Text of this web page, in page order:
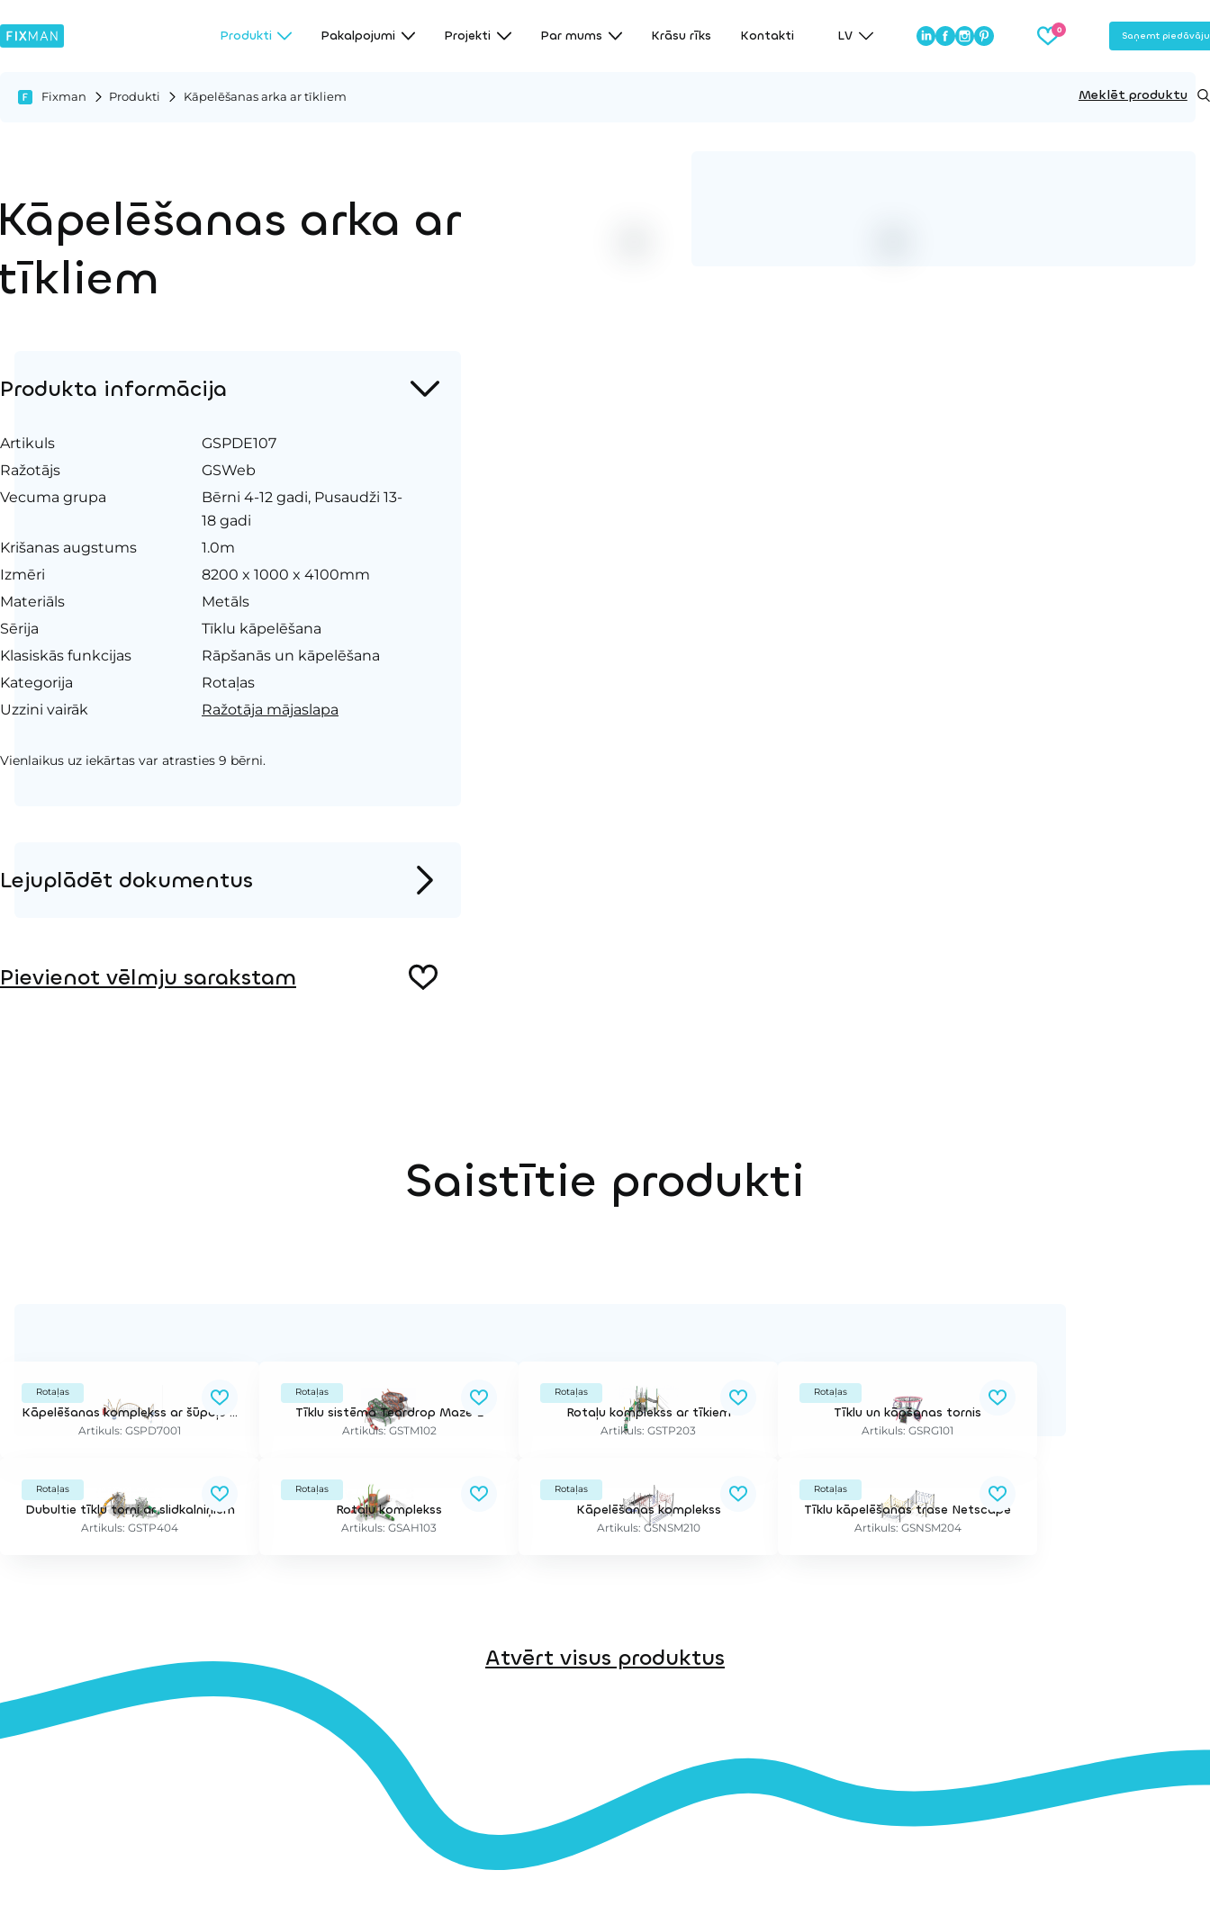
Produkti Pakalpojumi Projekti Par mums Krāsu rīks Kontakti LV Saņemt
Fixman Produkti Kāpelēšanas arka ar tīkliem Meklēt produktu
arka ar
Produkta informācija
Artikuls
GSPDE107
Ražotājs
GSWeb
Vecuma grupa
Bērni 4-12 gadi, Pusaudži 13-
18 gadi
Krišanas augstums
1.0m
Izmēri
8200 x 1000 x 4100mm
Materiāls
Metāls
Sērija
Tīklu kāpelēšana
Klasiskās funkcijas
Rāpšanās un kāpelēšana
Kategorija
Rotaļas
Uzzini vairāk
Ražotāja mājaslapa
Vienlaikus uz iekārtas var atrasties 9 bērni.
Lejuplādēt dokumentus
Pievienot vēlmju sarakstam
Saistītie produkti
Rotaļas
Kāpelēšanas komplekss ar šūpoļu groziem
Artikuls: GSPD7001
Rotaļas
Tīklu sistēma Teardrop Maze L
Artikuls: GSTM102
Rotaļas
Rotaļu komplekss ar tīkiem
Artikuls: GSTP203
Rotaļas
Tīklu un kāpšanas tornis
Artikuls: GSRG101
Rotaļas
Dubultie tīklu torņi ar slidkalniņiem
Artikuls: GSTP404
Rotaļas
Rotaļu komplekss
Artikuls: GSAH103
Rotaļas
Kāpelēšanas komplekss
Artikuls: GSNSM210
Rotaļas
Tīklu kāpelēšanas trase Netscape
Artikuls: GSNSM204
Atvērt visus produktus